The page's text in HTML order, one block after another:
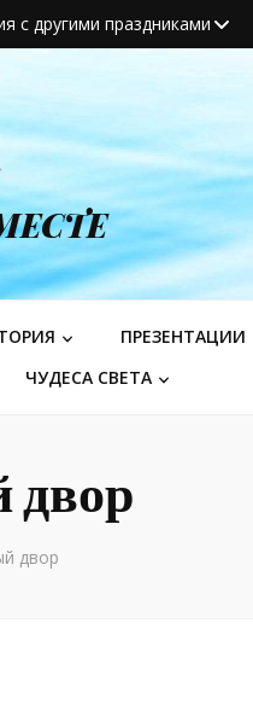
с другими праздниками
ПРЕЗЕНТАЦИИ
ЧУДЕСА СВЕТА
двор